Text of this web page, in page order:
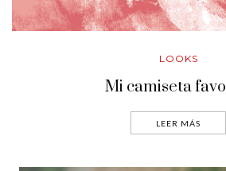
LOOKS
Mi camiseta
LEER MÁS